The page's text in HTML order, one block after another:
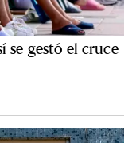
se gestó el cruce